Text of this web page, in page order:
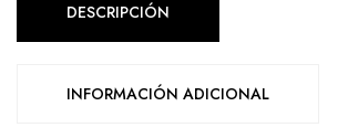
DESCRIPCIÓN
INFORMACIÓN ADICIONAL